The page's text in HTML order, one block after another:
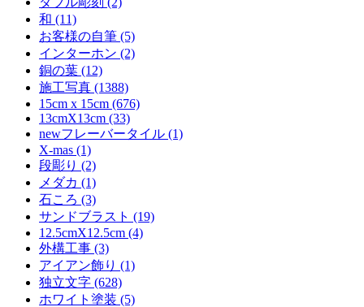
和 (11)
お客様の自筆 (5)
インターホン (2)
銅の葉 (12)
施工写真 (1388)
15cm x 15cm (676)
13cmX13cm (33)
newフレーバータイル (1)
X-mas (1)
段彫り (2)
メダカ (1)
石ころ (3)
サンドブラスト (19)
12.5cmX12.5cm (4)
外構工事 (3)
アイアン飾り (1)
独立文字 (628)
ホワイト塗装 (5)